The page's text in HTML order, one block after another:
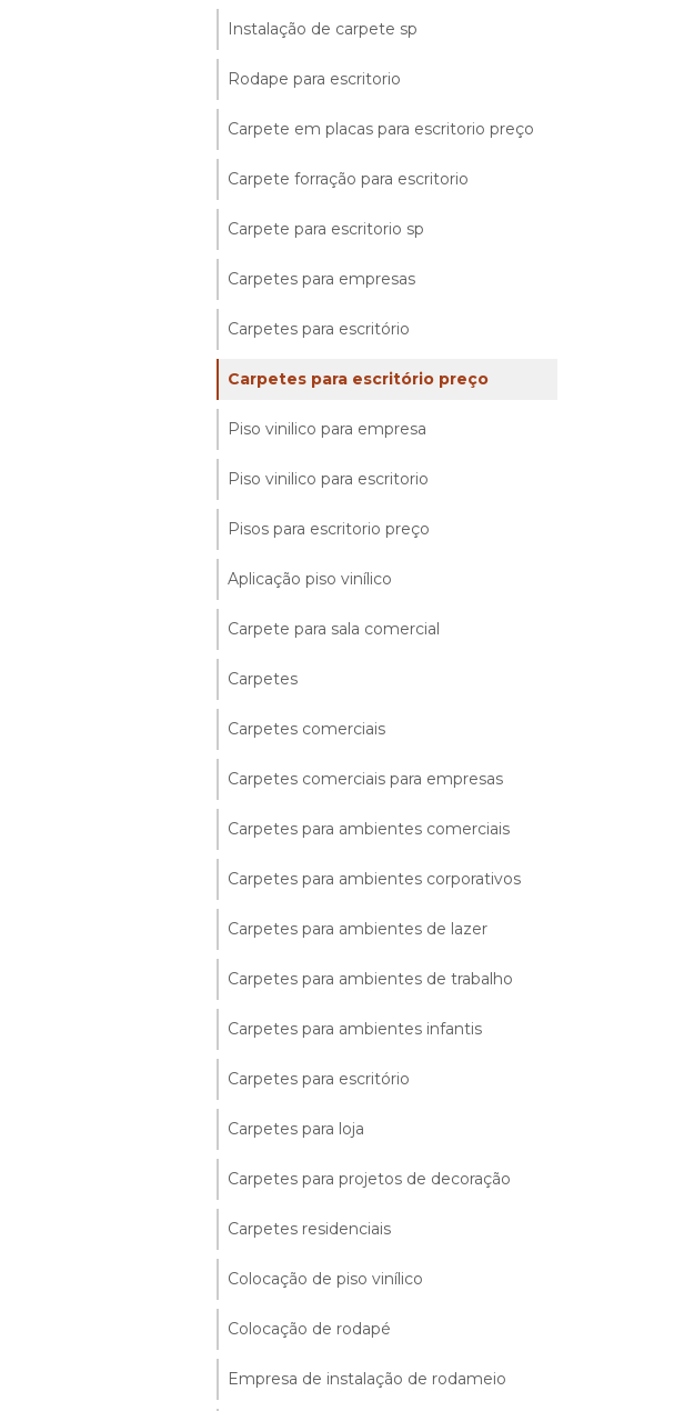
Instalação de carpete sp
Rodape para escritorio
Carpete em placas para escritorio preço
Carpete forração para escritorio
Carpete para escritorio sp
Carpetes para empresas
Carpetes para escritório
Carpetes para escritório preço
Piso vinilico para empresa
Piso vinilico para escritorio
Pisos para escritorio preço
Aplicação piso vinílico
Carpete para sala comercial
Carpetes
Carpetes comerciais
Carpetes comerciais para empresas
Carpetes para ambientes comerciais
Carpetes para ambientes corporativos
Carpetes para ambientes de lazer
Carpetes para ambientes de trabalho
Carpetes para ambientes infantis
Carpetes para escritório
Carpetes para loja
Carpetes para projetos de decoração
Carpetes residenciais
Colocação de piso vinílico
Colocação de rodapé
Empresa de instalação de rodameio